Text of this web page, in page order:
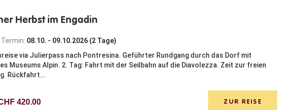
Herbst im Engadin
08.10. - 09.10.2026 (2 Tage)
via Julierpass nach Pontresina. Geführter Rundgang durch das Dorf mit
Museums Alpin. 2. Tag: Fahrt mit der Seilbahn auf die Diavolezza. Zeit zur freien
Rückfahrt...
420.00 ZUR REISE